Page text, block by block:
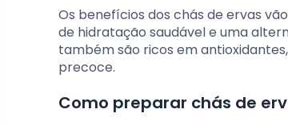
Os benefícios dos chás de ervas
de hidratação saudável e uma
também são ricos em
precoce.
Como preparar chás de